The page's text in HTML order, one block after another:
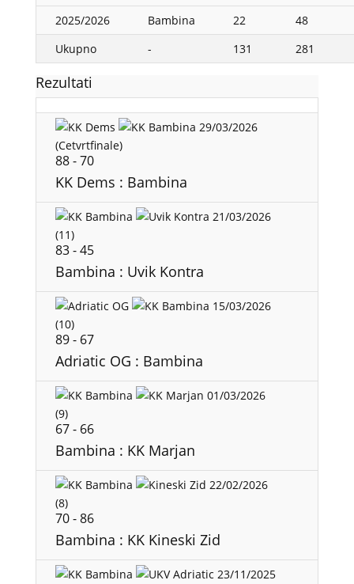
2025/2026
Bambina 22
48
Ukupno
- 131 281
Rezultati
29/03/2026
(Cetvrtfinale)
88-70
KK Dems : Bambina
21/03/2026
(11)
83-45
Bambina : Uvik Kontra
15/03/2026
(10)
89- 67
Adriatic OG : Bambina
01/03/2026
(9)
67- 66
Bambina : KK Marjan
22/02/2026
(8)
70-86
Bambina : KK Kineski Zid
23/11/2025